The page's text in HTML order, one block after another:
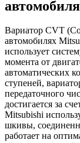
Вариатор CVT
автомобилях
использует
момента от
автоматических
ступеней,
передаточного
достигается за
Mitsubishi
шкивы,
работает на